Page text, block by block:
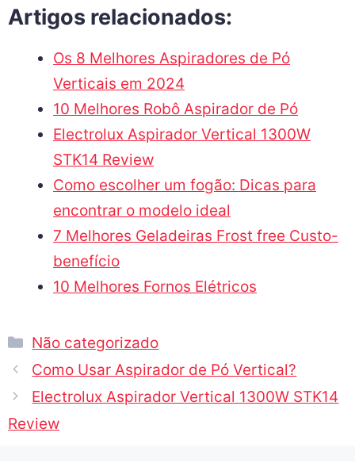
Artigos relacionados:
Os 8 Melhores Aspiradores de Pó
Verticais em 2024
10 Melhores Robô Aspirador de Pó
Electrolux Aspirador Vertical 1300W
STK14 Review
Como escolher um fogão: Dicas para
encontrar o modelo ideal
7 Melhores Geladeiras Frost free Custo-
benefício
10 Melhores Fornos Elétricos
Não categorizado
Como Usar Aspirador de Pó Vertical?
Electrolux Aspirador Vertical 1300W STK14
Review